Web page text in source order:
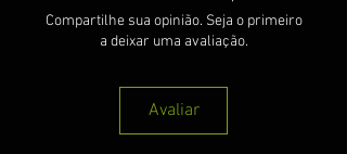
Compartilhe sua opinião. Seja o primeiro
a deixar uma avaliação.
Avaliar